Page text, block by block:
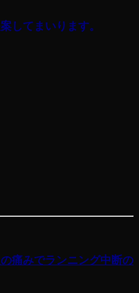
してまいります。
痛みでランニング中断の